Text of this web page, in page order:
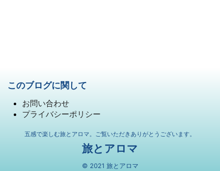
このブログに関して
お問い合わせ
プライバシーポリシー
五感で楽しむ旅とアロマ。ご覧いただきありがとうございます。
旅とアロマ
© 2021 旅とアロマ